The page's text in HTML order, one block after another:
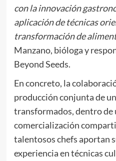
con la innovación
aplicación de técnicas
transformación de
Manzano, bióloga y
Beyond Seeds.
En concreto, la
producción conjunta de
transformados, dentro de
comercialización
talentosos chefs aportan
experiencia en técnicas